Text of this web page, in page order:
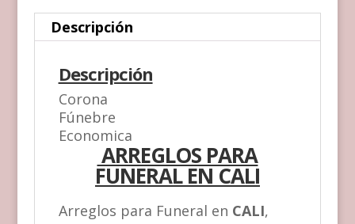
Descripción
Descripción
Corona
Fúnebre
Economica
ARREGLOS PARA
FUNERAL EN CALI
Arreglos para Funeral en CALI,